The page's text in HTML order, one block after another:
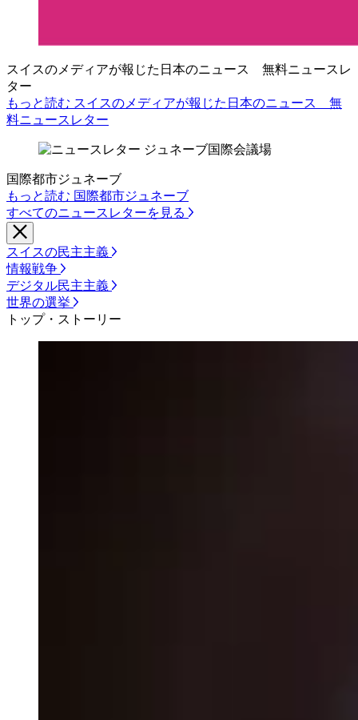
スイスのメディアが報じた日本のニュース 無料ニュースレ
ター
もっと読む スイスのメディアが報じた日本のニュース 無
料ニュースレター
国際都市ジュネーブ
もっと読む 国際都市ジュネーブ
すべてのニュースレターを見る
スイスの民主主義
情報戦争
デジタル民主主義
世界の選挙
トップ・ストーリー